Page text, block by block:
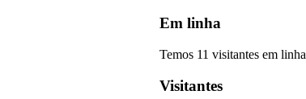
Em linha
Temos 11 visitantes em linha
Visitantes